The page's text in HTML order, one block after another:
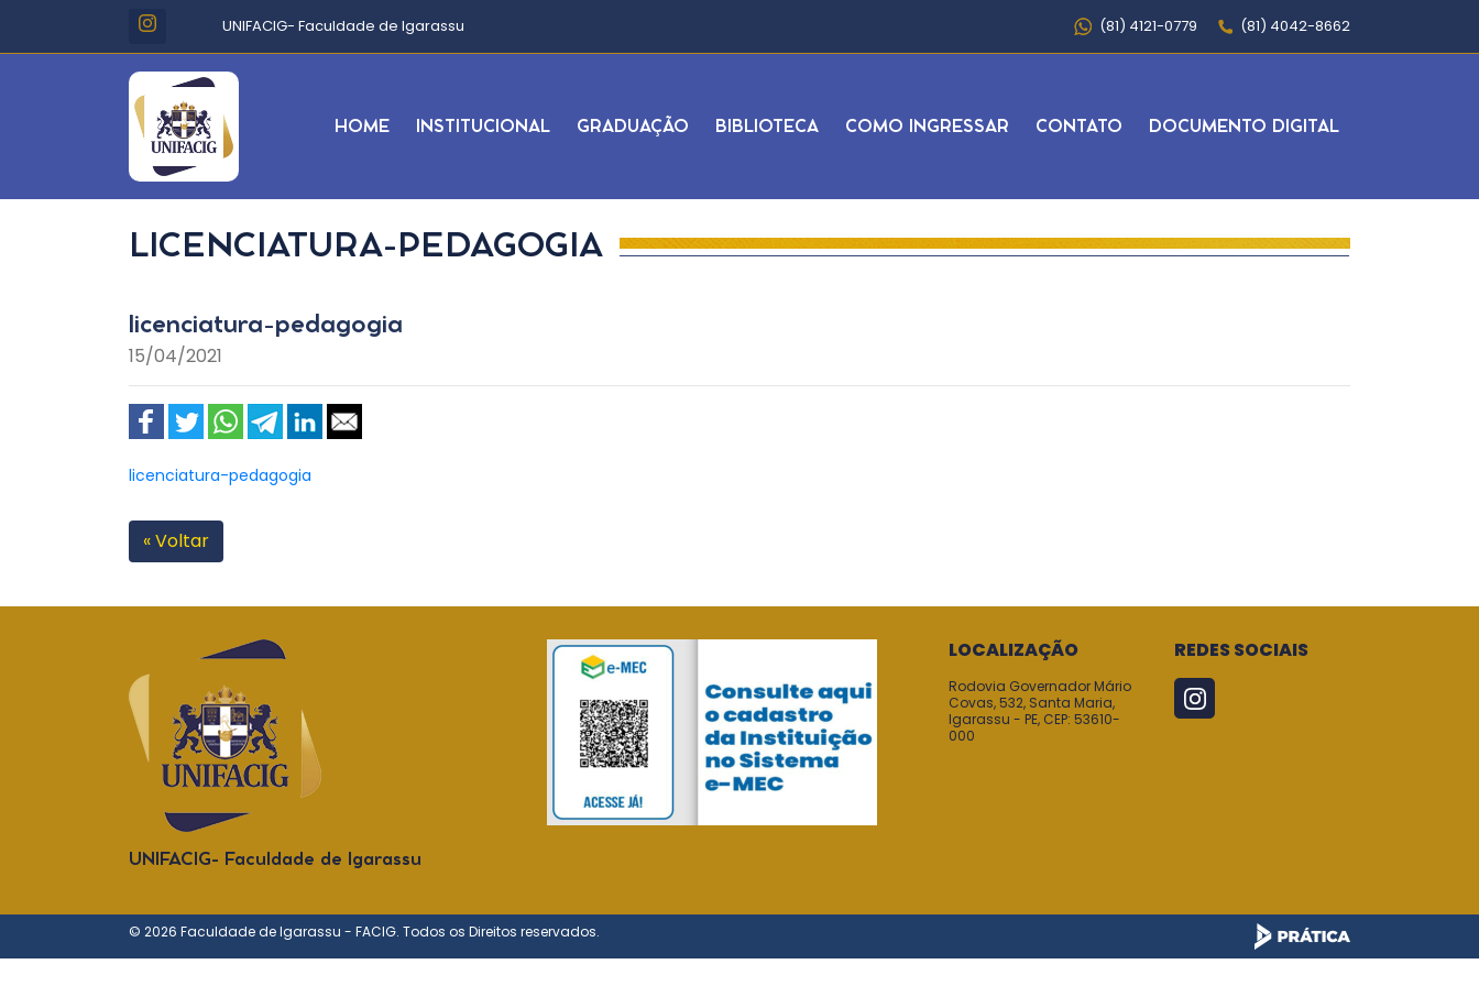
UNIFACIG- Faculdade de Igarassu (81) 4121-0779 (81) 4042-8662
HOME INSTITUCIONAL GRADUAÇÃO BIBLIOTECA COMO INGRESSAR CONTATO DOCUMENTO DIGITAL
LICENCIATURA-PEDAGOGIA
licenciatura-pedagogia
15/04/2021
licenciatura-pedagogia
« Voltar
UNIFACIG- Faculdade de Igarassu
LOCALIZAÇÃO
Rodovia Governador Mário
Covas, 532, Santa Maria,
Igarassu - PE, CEP: 53610-
000
REDES SOCIAIS
© 2026 Faculdade de Igarassu - FACIG. Todos os Direitos reservados.